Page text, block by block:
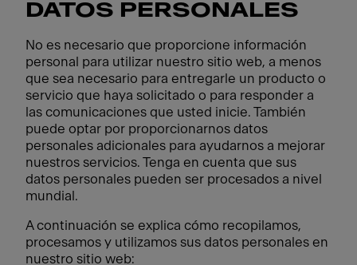
DATOS PERSONALES
No es necesario que proporcione información
personal para utilizar nuestro sitio web, a menos
que sea necesario para entregarle un producto o
servicio que haya solicitado o para responder a
las comunicaciones que usted inicie. También
puede optar por proporcionarnos datos
personales adicionales para ayudarnos a mejorar
nuestros servicios. Tenga en cuenta que sus
datos personales pueden ser procesados a nivel
mundial.
A continuación se explica cómo recopilamos,
procesamos y utilizamos sus datos personales en
nuestro sitio web: